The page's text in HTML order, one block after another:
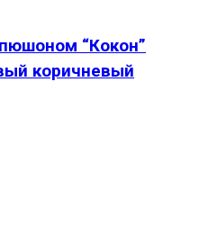
“Кокон”
коричневый